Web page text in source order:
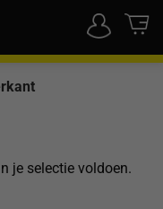
je selectie voldoen.